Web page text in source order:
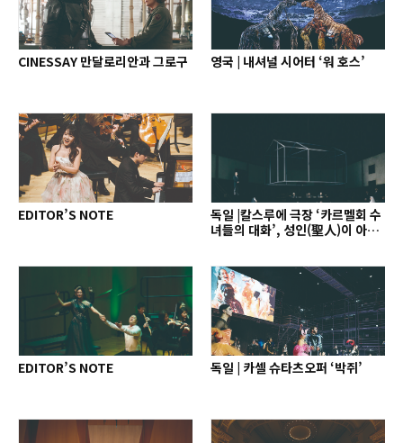
CINESSAY 만달로리안과 그로구 영국 | 내셔널 시어터 ‘워 호스’
EDITOR’S NOTE
독일 |칼스루에 극장 ‘카르멜회 수
녀들의 대화’, 성인(聖人)이 아닌
EDITOR’S NOTE 독일 | 카셀 슈타츠오퍼 ‘박쥐’